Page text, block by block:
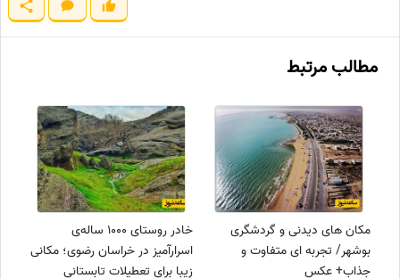
مطالب مرتبط
مکان های دیدنی و گردشگری
بوشهر/ تجربه ای متفاوت و
جذاب+ عکس
خادر روستای 1000 ساله‌ی
اسرارآمیز در خراسان رضوی؛ مکانی
زیبا برای تعطیلات تابستانی